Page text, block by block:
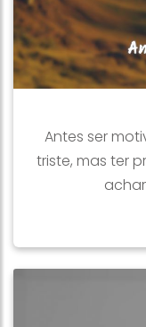
Antes ser
triste, mas ter